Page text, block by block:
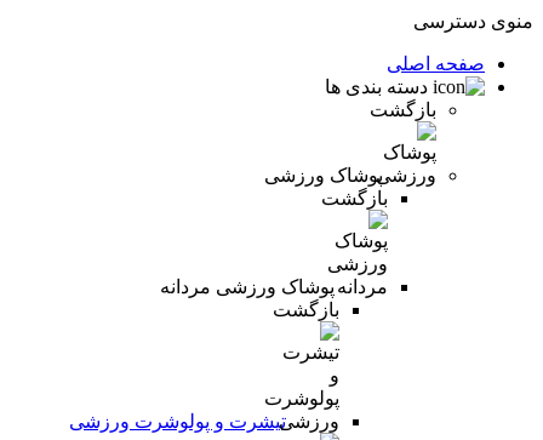
منوی دسترسی
صفحه اصلی
دسته بندی ها
بازگشت
پوشاک ورزشی
بازگشت
پوشاک ورزشی مردانه
بازگشت
تیشرت و پولوشرت ورزشی